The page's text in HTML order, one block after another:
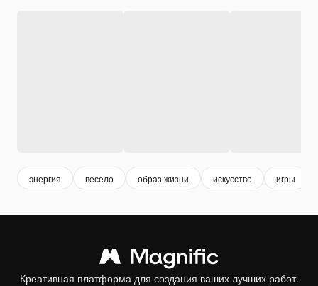
энергия весело образ жизни искусство игры
Креативная платформа для создания ваших лучших работ.